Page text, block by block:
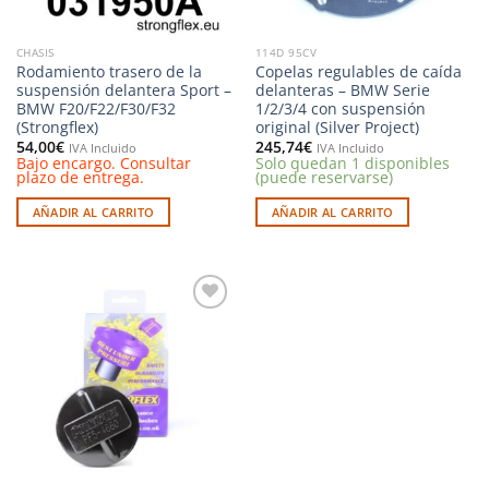
CHASIS
Rodamiento trasero de la
suspensión delantera Sport –
BMW F20/F22/F30/F32
(Strongflex)
54,00€ IVA Incluido
Bajo encargo. Consultar
plazo de entrega.
AÑADIR AL CARRITO
114D 95CV
Copelas regulables de caída
delanteras – BMW Serie
1/2/3/4 con suspensión
original (Silver Project)
245,74€ IVA Incluido
Solo quedan 1 disponibles
(puede reservarse)
AÑADIR AL CARRITO